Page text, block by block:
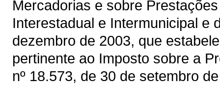
Mercadorias e sobre
Interestadual e Intermunicipal e
dezembro de 2003, que
pertinente ao Imposto sobre a
nº 18.573, de 30 de setembro